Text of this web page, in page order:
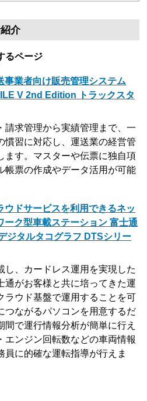
介
るページ
事業者向け販売管理システム
V 2nd Edition トラックスタ
請求管理から実績管理まで、一
慣習に対応し、運送業の経営管
ます。マスターや伝票に独自項
帳票の作成やデータ活用が可能
ウドサービスを利用できるネッ
ーク型車載ステーション 富士通
ジタルタコグラフ DTSシリー
し、カードレス運用を実現した
通がお客様と共に培ってきた運
ラウド基盤で運用することを可
つながるパソコンを用意するだ
間で運行情報分析が簡単に行え
エンジン回転数などの車両情報
員に的確な運転指導が行えま